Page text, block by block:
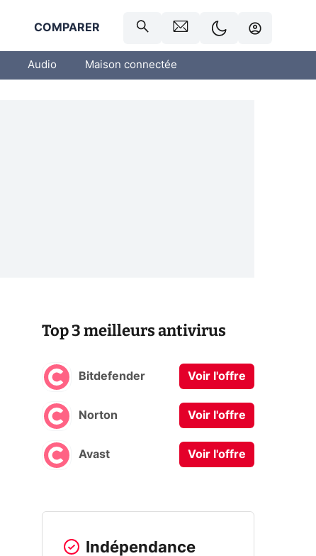
COMPARER
Audio Maison connectée
Top 3 meilleurs antivirus
Bitdefender Voir l'offre
Norton Voir l'offre
Avast Voir l'offre
Indépendance